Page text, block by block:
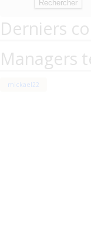
Derniers
Managers
mickael22